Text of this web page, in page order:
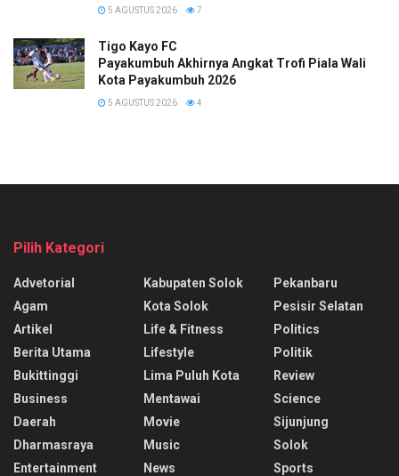
5 AGUSTUS 2026 7
Tigo Kayo FC
Payakumbuh Akhirnya Angkat Trofi Piala Wali
Kota Payakumbuh 2026
5 AGUSTUS 2026 4
Pilih Kategori
Advetorial
Agam
Artikel
Berita Utama
Bukittinggi
Business
Daerah
Dharmasraya
Entertainment
Kabupaten Solok
Kota Solok
Life & Fitness
Lifestyle
Lima Puluh Kota
Mentawai
Movie
Music
News
Pekanbaru
Pesisir Selatan
Politics
Politik
Review
Science
Sijunjung
Solok
Sports